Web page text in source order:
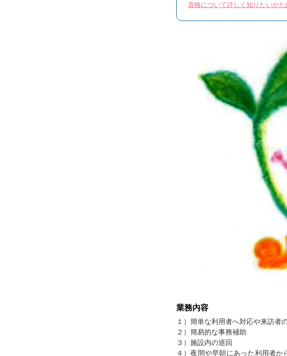
資格について詳しく知りたいかた
業務内容
１）簡単な利用者へ対応や来訪者
２）簡易的な事務補助
３）施設内の巡回
４）夜間や早朝にあった利用者